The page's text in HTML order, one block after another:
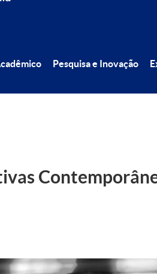
Pesquisa e Inovação